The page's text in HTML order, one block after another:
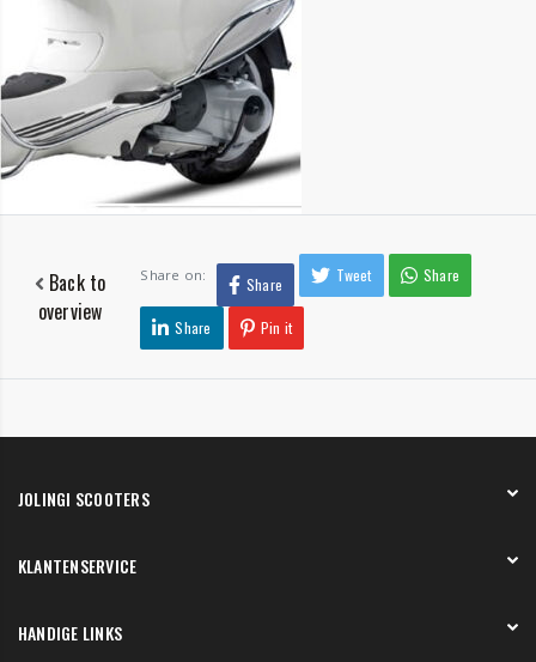
Back to
overview
Share on: Share Tweet Share
Share Pin it
JOLINGI SCOOTERS
Onze showroom
KLANTENSERVICE
Verzending en bezorging
HANDIGE LINKS